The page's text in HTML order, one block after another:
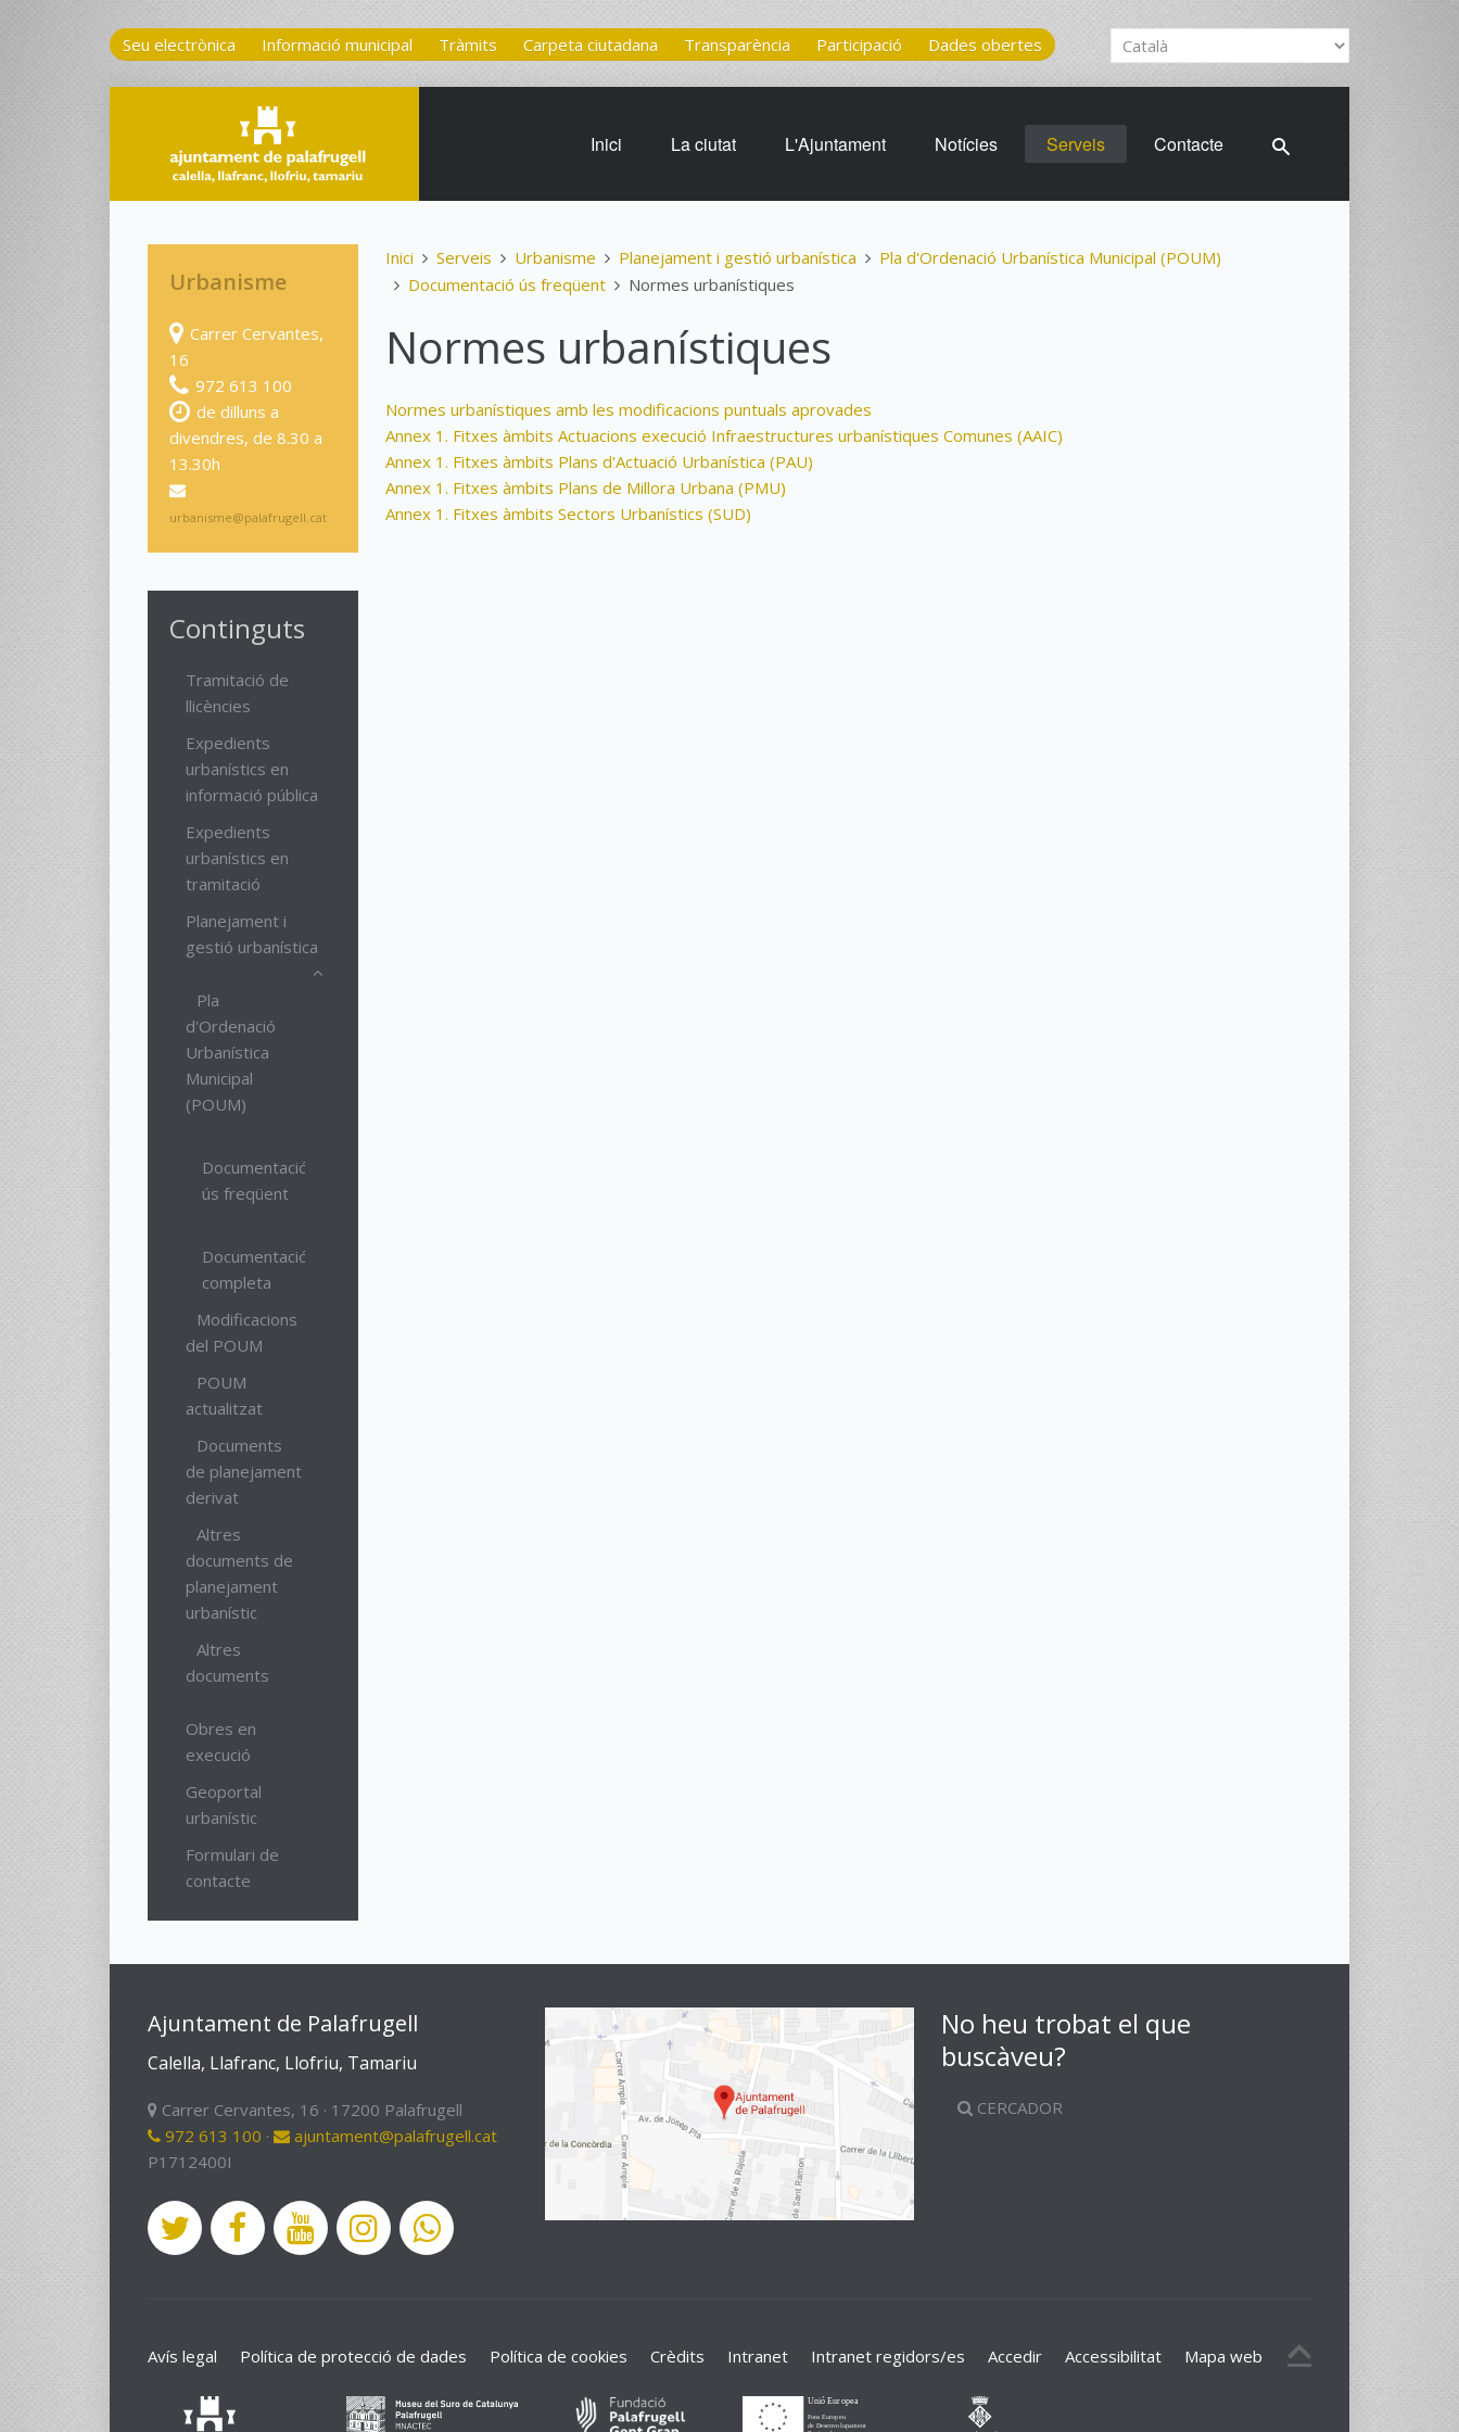
Seu electrònica Informació municipal Tràmits Carpeta ciutadana Transparència Participació Dades obertes
Inici La ciutat L'Ajuntament Notícies Serveis Contacte
Inici Serveis Urbanisme Planejament i gestió urbanística
Pla d'Ordenació Urbanística Municipal (POUM)
Documentació ús freqüent
Normes urbanístiques
Normes urbanístiques
Normes urbanístiques amb les modificacions puntuals aprovades
Annex 1. Fitxes àmbits Actuacions execució Infraestructures urbanístiques Comunes (AAIC)
Annex 1. Fitxes àmbits Plans d'Actuació Urbanística (PAU)
Annex 1. Fitxes àmbits Plans de Millora Urbana (PMU)
Annex 1. Fitxes àmbits Sectors Urbanístics (SUD)
Urbanisme
Carrer Cervantes,
16
972 613 100
de dilluns a
divendres, de 8.30 a
13.30h
urbanisme@palafrugell.cat
Continguts
Tramitació de
llicències
Expedients
urbanístics en
informació pública
Expedients
urbanístics en
tramitació
Planejament i
gestió urbanística
Pla
d'Ordenació
Urbanística
Municipal
(POUM)
Documentació
ús freqüent
Documentació
completa
Modificacions
del POUM
POUM
actualitzat
Documents
de planejament
derivat
Altres
documents de
planejament
urbanístic
Altres
documents
Obres en
execució
Geoportal
urbanístic
Formulari de
contacte
Ajuntament de Palafrugell
Calella, Llafranc, Llofriu, Tamariu
Carrer Cervantes, 16 · 17200 Palafrugell
972 613 100 ·
ajuntament@palafrugell.cat
P1712400I
No heu trobat el que
buscàveu?
CERCADOR
Avís legal Política de protecció de dades Política de cookies Crèdits Intranet Intranet regidors/es Accedir Accessibilitat Mapa web